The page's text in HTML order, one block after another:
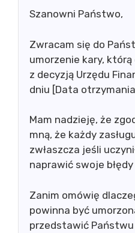
Szanowni Państwo,
Zwracam się do
umorzenie kary,
z decyzją Urzędu
dniu [Data
Mam nadzieję, że
mną, że każdy
zwłaszcza jeśli
naprawić swoje
Zanim omówię
powinna być
przedstawić